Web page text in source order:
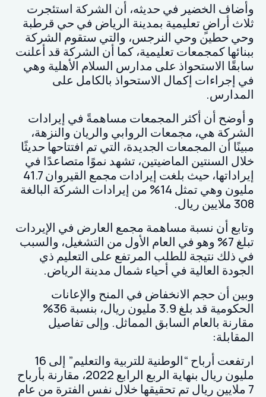
وأضاف الخضير في حديثه، أن الشركة استئجرت
ثلاث أراضٍ تعليمية بمدينة الرياض في حي قرطبة
وحي حطين وحي النرجس، والتي ستقوم الشركة
ببنائها كمجمعات تعليمية، كما أن الشركة قد أعلنت
سابقًا الاستحواذ على مدارس السلام الأهلية وهي
في إجراءات إكمال الاستحواذ بالكامل على
المدارس.
و أوضح أن أكثر المجمعات مساهمةً في إيرادات
الشركة هي، مجمعات الروابي والريان والنزهة،
مبينًا أن المجمعات الجديدة، التي تم افتتاحها حديثًا
خلال السنتين الماضيتين، تشهد نموًا متصاعدًا في
إيراداتها، حيث بلغت إيرادات مجمع القيروان 41.7
مليون وهي تمثل 14% من إيرادات الشركة البالغة
308 ملايين ريال.
وتابع أن نسبة مساهمة مجمع العارض في الإيردات
تبلغ 7% وهو في العام الأول من التشغيل، والسبب
في ذلك نتيجة للطلب المرتفع على التعليم ذي
الجودة العالية في أحياء شمال مدينة الرياض.
وبين أن حجم الانخفاض في المنح والإعانات
الحكومية قد بلغ 3.9 مليون ريال، بنسبة 36%
مقارنة بالعام السابق المماثل. وإلى تفاصيل
المقابلة:
ارتفعت أرباح “الوطنية للتربية والتعليم” إلى 16
مليون ريال بنهاية الربع الرابع 2022، مقارنة بأرباح
7 ملايين ريال تم تحقيقها خلال نفس الفترة من عام